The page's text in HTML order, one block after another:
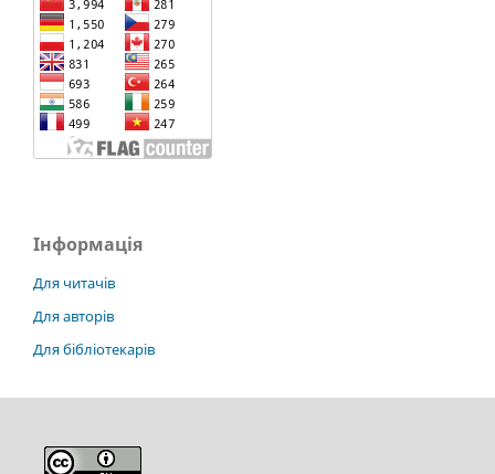
Інформація
Для читачів
Для авторів
Для бібліотекарів